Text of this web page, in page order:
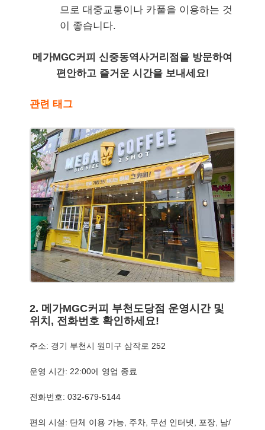
므로 대중교통이나 카풀을 이용하는 것
이 좋습니다.
메가MGC커피 신중동역사거리점을 방문하여
편안하고 즐거운 시간을 보내세요!
관련 태그
2. 메가MGC커피 부천도당점 운영시간 및
위치, 전화번호 확인하세요!
주소: 경기 부천시 원미구 삼작로 252
운영 시간: 22:00에 영업 종료
전화번호: 032-679-5144
편의 시설: 단체 이용 가능, 주차, 무선 인터넷, 포장, 남/